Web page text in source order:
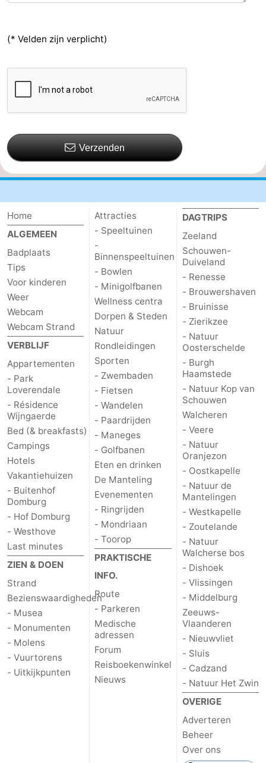
(* Velden zijn verplicht)
Verzenden
Home
ALGEMEEN
Badplaats
Tips
Voor kinderen
Weer
Webcam
Webcam Strand
VERBLIJF
Appartementen
- Park
Loverendale
- Résidence
Wijngaerde
Bed (& breakfasts)
Campings
Hotels
Vakantiehuizen
- Buitenhof
Domburg
- Hof Domburg
- Westhove
Last minutes
ZIEN & DOEN
Strand
Bezienswaardigheden
- Musea
- Monumenten
- Molens
- Vuurtorens
- Uitkijkpunten
Attracties
- Speeltuinen
-
Binnenspeeltuinen
- Bowlen
- Minigolfbanen
Wellness centra
Dorpen & Steden
Natuur
Rondleidingen
Sporten
- Zwembaden
- Fietsen
- Wandelen
- Paardrijden
- Maneges
- Golfbanen
Eten en drinken
De Manteling
Evenementen
- Ringrijden
- Mondriaan
- Toorop
PRAKTISCHE
INFO.
Route
- Parkeren
Medische
adressen
Forum
Reisboekenwinkel
Nieuws
DAGTRIPS
Zeeland
Schouwen-
Duiveland
- Renesse
- Brouwershaven
- Bruinisse
- Zierikzee
- Natuur
Oosterschelde
- Burgh
Haamstede
- Natuur Kop van
Schouwen
Walcheren
- Veere
- Natuur
Oranjezon
- Oostkapelle
- Natuur de
Mantelingen
- Westkapelle
- Zoutelande
- Natuur
Walcherse bos
- Dishoek
- Vlissingen
- Middelburg
Zeeuws-
Vlaanderen
- Nieuwvliet
- Sluis
- Cadzand
- Natuur Het Zwin
OVERIGE
Adverteren
Beheer
Over ons